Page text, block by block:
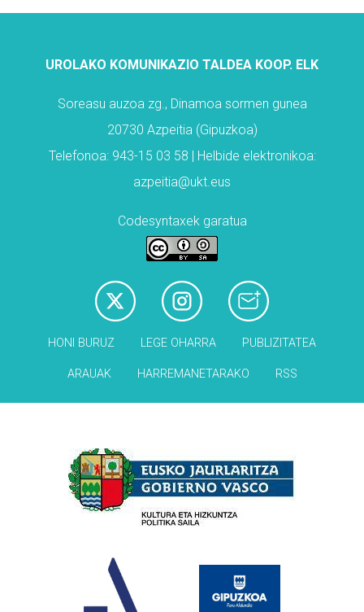
UROLAKO KOMUNIKAZIO TALDEA KOOP. ELK
Soreasu auzoa zg., Dinamoa sormen gunea
20730 Azpeitia (Gipuzkoa)
Telefonoa: 943-15 03 58 | Helbide elektronikoa:
azpeitia@ukt.eus
Codesyntaxek garatua
HONI BURUZ LEGE OHARRA PUBLIZITATEA
ARAUAK HARREMANETARAKO RSS